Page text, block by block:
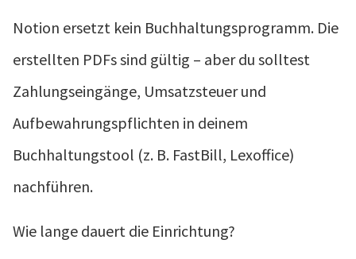
Notion ersetzt kein Buchhaltungsprogramm. Die
erstellten PDFs sind gültig – aber du solltest
Zahlungseingänge, Umsatzsteuer und
Aufbewahrungspflichten in deinem
Buchhaltungstool (z. B. FastBill, Lexoffice)
nachführen.
Wie lange dauert die Einrichtung?